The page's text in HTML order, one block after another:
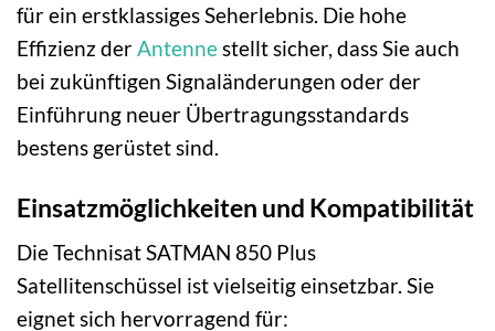
für ein erstklassiges Seherlebnis. Die hohe
Effizienz derAntennestellt sicher, dass Sie auch
bei zukünftigen Signaländerungen oder der
Einführung neuer Übertragungsstandards
bestens gerüstet sind.
Einsatzmöglichkeiten und Kompatibilität
Die Technisat SATMAN 850 Plus
Satellitenschüssel ist vielseitig einsetzbar. Sie
eignet sich hervorragend für: